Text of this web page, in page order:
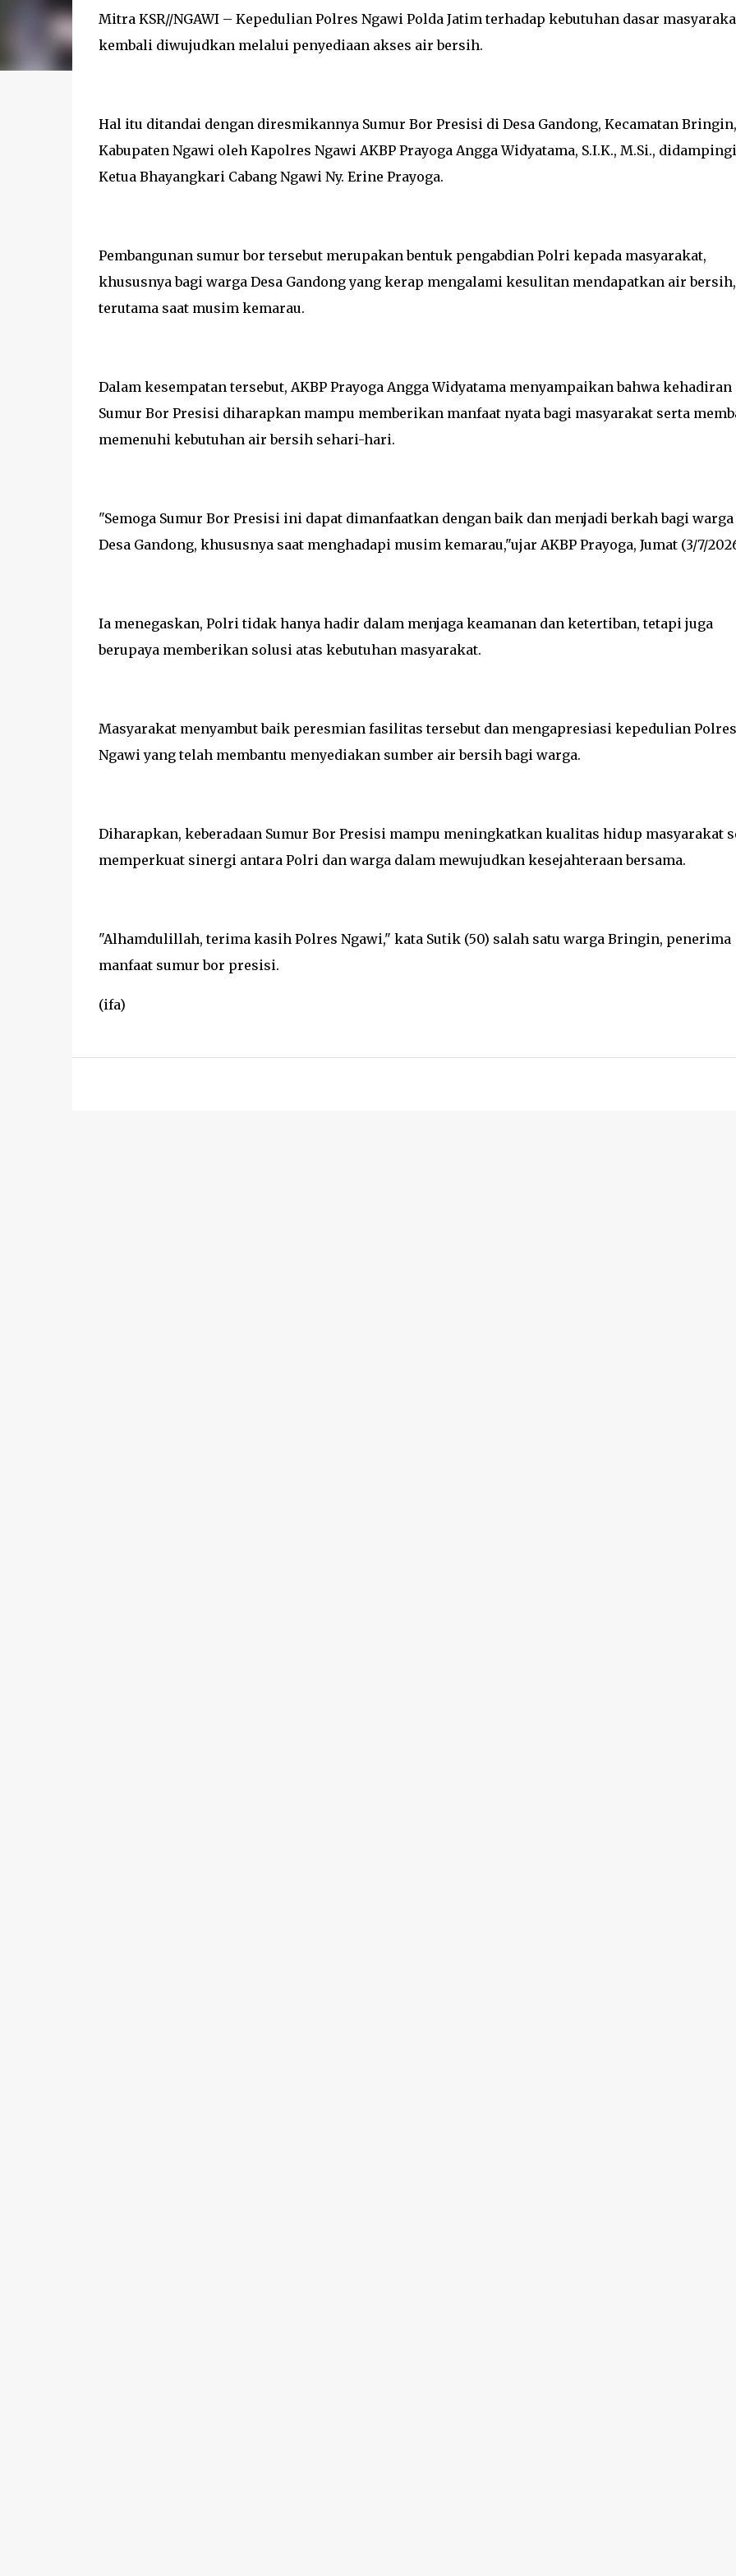
Mitra KSR//NGAWI – Kepedulian Polres Ngawi Polda Jatim terhadap kebutuhan dasar
kembali diwujudkan melalui penyediaan akses air bersih.
Hal itu ditandai dengan diresmikannya Sumur Bor Presisi di Desa Gandong, Kecamatan Bringin,
Kabupaten Ngawi oleh Kapolres Ngawi AKBP Prayoga Angga Widyatama, S.I.K., M.Si., didampingi
Ketua Bhayangkari Cabang Ngawi Ny. Erine Prayoga.
Pembangunan sumur bor tersebut merupakan bentuk pengabdian Polri kepada masyarakat,
khususnya bagi warga Desa Gandong yang kerap mengalami kesulitan mendapatkan air bersih,
terutama saat musim kemarau.
Dalam kesempatan tersebut, AKBP Prayoga Angga Widyatama menyampaikan bahwa kehadiran
Sumur Bor Presisi diharapkan mampu memberikan manfaat nyata bagi masyarakat serta
memenuhi kebutuhan air bersih sehari-hari.
"Semoga Sumur Bor Presisi ini dapat dimanfaatkan dengan baik dan menjadi berkah bagi warga
Desa Gandong, khususnya saat menghadapi musim kemarau,"ujar AKBP Prayoga, Jumat (3/7/
Ia menegaskan, Polri tidak hanya hadir dalam menjaga keamanan dan ketertiban, tetapi juga
berupaya memberikan solusi atas kebutuhan masyarakat.
Masyarakat menyambut baik peresmian fasilitas tersebut dan mengapresiasi kepedulian Polres
Ngawi yang telah membantu menyediakan sumber air bersih bagi warga.
Diharapkan, keberadaan Sumur Bor Presisi mampu meningkatkan kualitas hidup masyarakat
memperkuat sinergi antara Polri dan warga dalam mewujudkan kesejahteraan bersama.
"Alhamdulillah, terima kasih Polres Ngawi," kata Sutik (50) salah satu warga Bringin, penerima
manfaat sumur bor presisi.
(ifa)